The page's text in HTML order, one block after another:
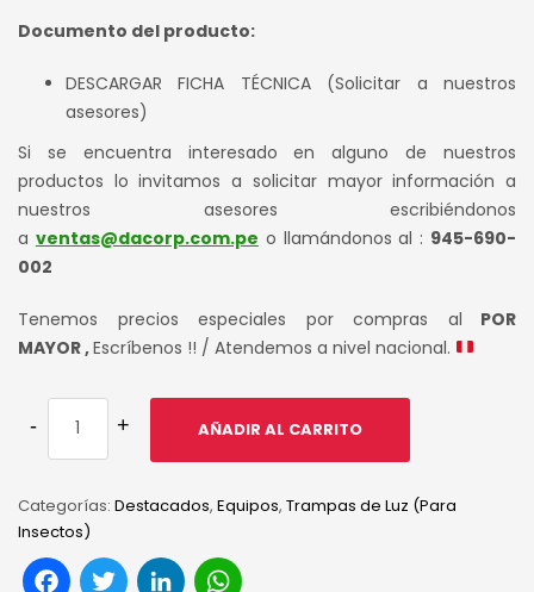
Documento del producto:
DESCARGAR FICHA TÉCNICA (Solicitar a nuestros
asesores)
Si se encuentra interesado en alguno de nuestros
productos lo invitamos a solicitar mayor información a
nuestros asesores escribiéndonos
a ventas@dacorp.com.pe o llamándonos al : 945-690-
002
Tenemos precios especiales por compras al POR
MAYOR ,Escríbenos !! / Atendemos a nivel nacional.
AÑADIR AL CARRITO
Categorías: Destacados, Equipos, Trampas de Luz (Para
Insectos)
Facebook
TwitterLinkedIn